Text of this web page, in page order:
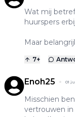
Wat mij
huurspers
Maar
7+
Enoh25 01
Misschien
vertrouwen in